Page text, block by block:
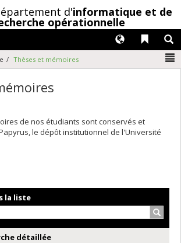
d'informatique et de
opérationnelle
Liens
Langues
Thèses et mémoires
de nos étudiants sont conservés et
le dépôt institutionnel de l'Université
la liste
détaillée